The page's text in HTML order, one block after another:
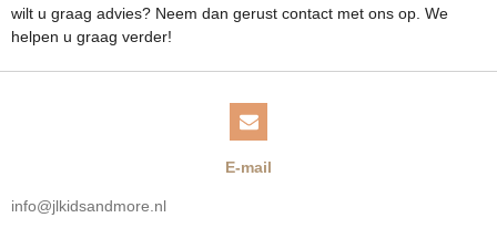
wilt u graag advies? Neem dan gerust contact met ons op. We
helpen u graag verder!
E-mail
info@jlkidsandmore.nl